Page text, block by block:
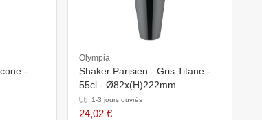
-
Olympia
Shaker Parisien - Gris Titane -
55cl - Ø82x(H)222mm
1-3 jours ouvrés
24,02 €